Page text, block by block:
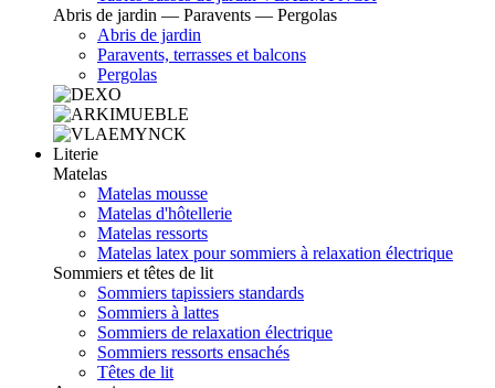
Abris de jardin — Paravents — Pergolas
Abris de jardin
Paravents, terrasses et balcons
Pergolas
Literie
Matelas
Matelas mousse
Matelas d'hôtellerie
Matelas ressorts
Matelas latex pour sommiers à relaxation électrique
Sommiers et têtes de lit
Sommiers tapissiers standards
Sommiers à lattes
Sommiers de relaxation électrique
Sommiers ressorts ensachés
Têtes de lit